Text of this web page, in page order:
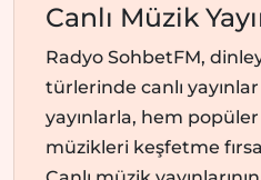
Canlı Müzik
Radyo SohbetFM,
türlerinde canlı
yayınlarla, hem
müzikleri keşfetme